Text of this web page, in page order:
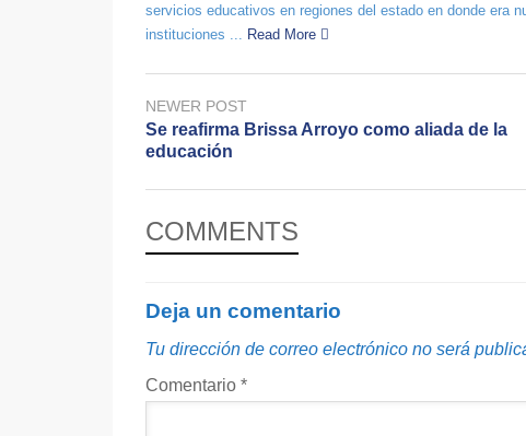
servicios educativos en regiones del estado en donde era
instituciones ...
Read More
NEWER POST
Se reafirma Brissa Arroyo como aliada de la
educación
COMMENTS
Deja un comentario
Tu dirección de correo electrónico no será
Comentario *